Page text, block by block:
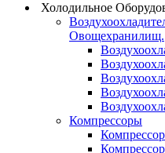
Холодильное
Овощехранилищ.
Компрессоры